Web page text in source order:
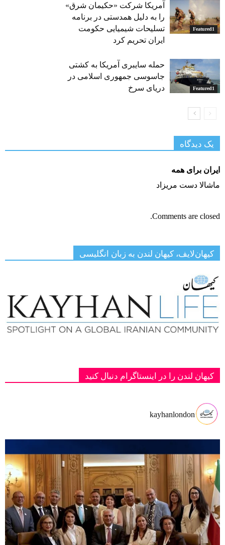
Featured1
آمریکا شرکت «حکیمان شرق»
را به دلیل همدستی در برنامه
تسلیحات شیمیایی حکومت
ایران تحریم کرد
Featured1
حمله سایبری آمریکا به کشتی
جاسوسی جمهوری اسلامی در
دریای سرخ
یک دیدگاه
ایران برای همه
ماشالا دست مریزاد
Comments are closed.
کیهان‌لایف، کیهان لندن به زبان انگلیسی
کیهان لندن را در اینستاگرام دنبال کنید
kayhanlondon